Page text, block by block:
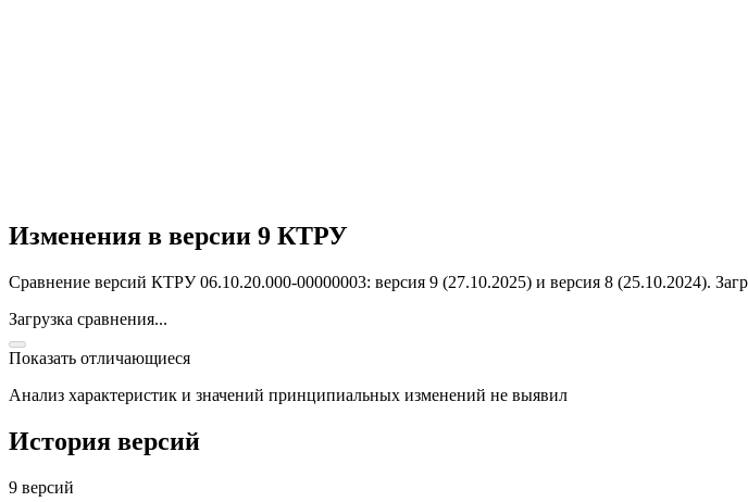
Изменения в версии 9 КТРУ
Сравнение версий КТРУ 06.10.20.000-00000003: версия 9 (27.10.2025) и версия 8 (25.10.2024).
Загрузка сравнения...
Показать отличающиеся
Анализ характеристик и значений принципиальных изменений не выявил
История версий
9 версий